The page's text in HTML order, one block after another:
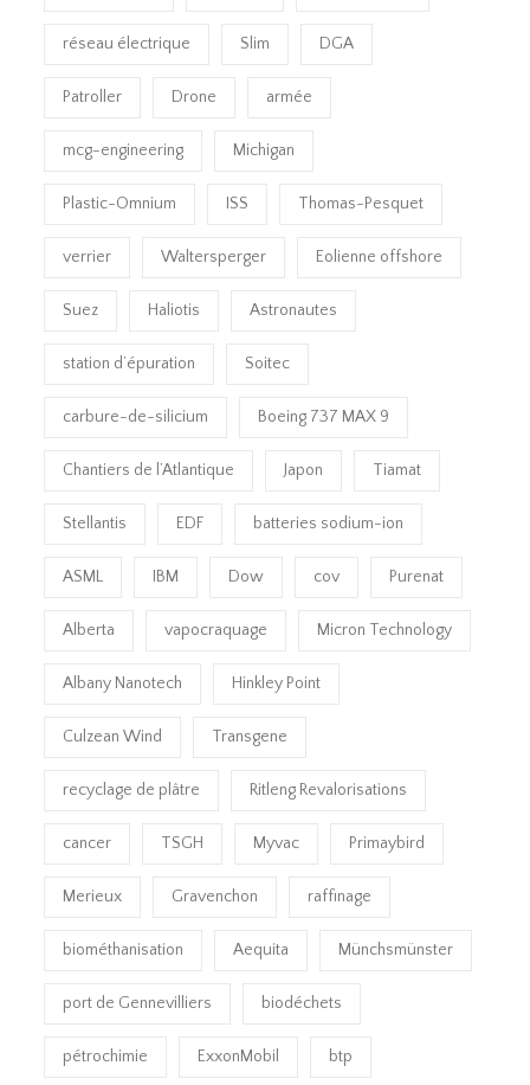
réseau électrique Slim DGA
Patroller Drone armée
mcg-engineering Michigan
Plastic-Omnium ISS Thomas-Pesquet
verrier Waltersperger Eolienne offshore
Suez Haliotis Astronautes
station d’épuration Soitec
carbure-de-silicium Boeing 737 MAX 9
Chantiers de l’Atlantique Japon Tiamat
Stellantis EDF batteries sodium-ion
ASML IBM Dow cov Purenat
Alberta vapocraquage Micron Technology
Albany Nanotech Hinkley Point
Culzean Wind Transgene
recyclage de plâtre Ritleng Revalorisations
cancer TSGH Myvac Primaybird
Merieux Gravenchon raffinage
biométhanisation Aequita Münchsmünster
port de Gennevilliers biodéchets
pétrochimie ExxonMobil btp